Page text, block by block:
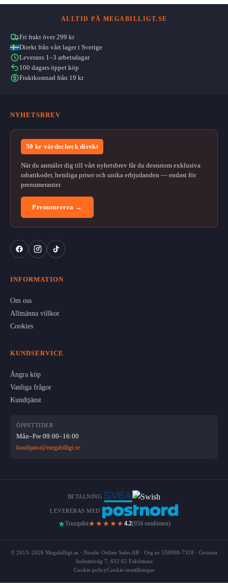
ALLTID PÅ MEGABILLIGT.SE
Fri frakt över 299 kr
Direkt från vårt lager i Sverige
Leverans 1–3 arbetsdagar
100 dagars öppet köp
Fraktkostnad från 19 kr
NYHETSBREV
50 kr värdecheck direkt
När du anmäler dig till vårt nyhetsbrev får du dessutom exklusiva
rabattkoder, hemliga priser och unika erbjudanden — endast för
prenumeranter.
Prenumerera →
INFORMATION
Om oss
Allmänna villkor
Cookies
KUNDSERVICE
Ångra köp
Vanliga frågor
Kundtjänst
ÖPPETTIDER
Mån–Fre 09:00–16:00
kundtjanst@megabilligt.se
BETALNING
LEVERERAS MED
Trustpilot★★★★ ★ 4.2(934 omdömen)
© 2013–2026 Megabilligt.se · Nordic Online Sales AB · Org.nr 559098-7318 · Grönsta
Industriväg 7, 632 62 Eskilstuna
Cookie policyCookie-inställningar